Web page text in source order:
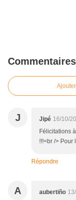
Commentaires
J Jipé 16/10/
Félicitations
!!!<br />
Répondre
A aubertiño